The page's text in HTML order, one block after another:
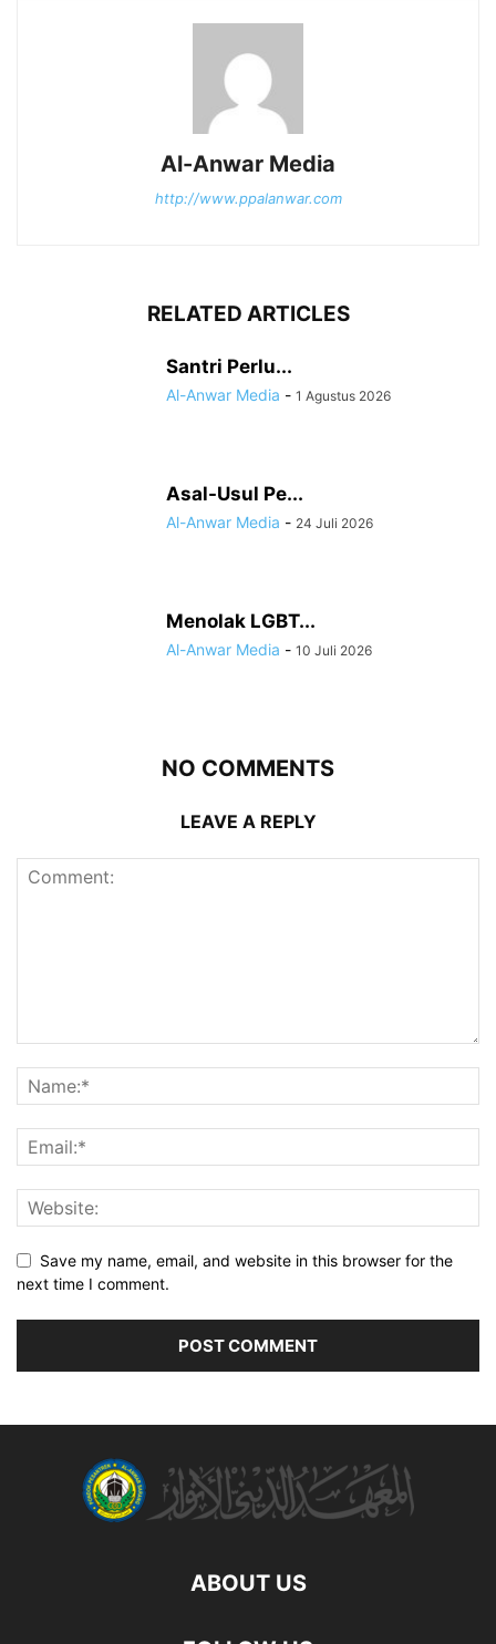
Al-Anwar Media
http://www.ppalanwar.com
RELATED ARTICLES
Santri Perlu...
Al-Anwar Media - 1 Agustus 2026
Asal-Usul Pe...
Al-Anwar Media - 24 Juli 2026
Menolak LGBT...
Al-Anwar Media - 10 Juli 2026
NO COMMENTS
LEAVE A REPLY
Save my name, email, and website in this browser for the
next time I comment.
ABOUT US